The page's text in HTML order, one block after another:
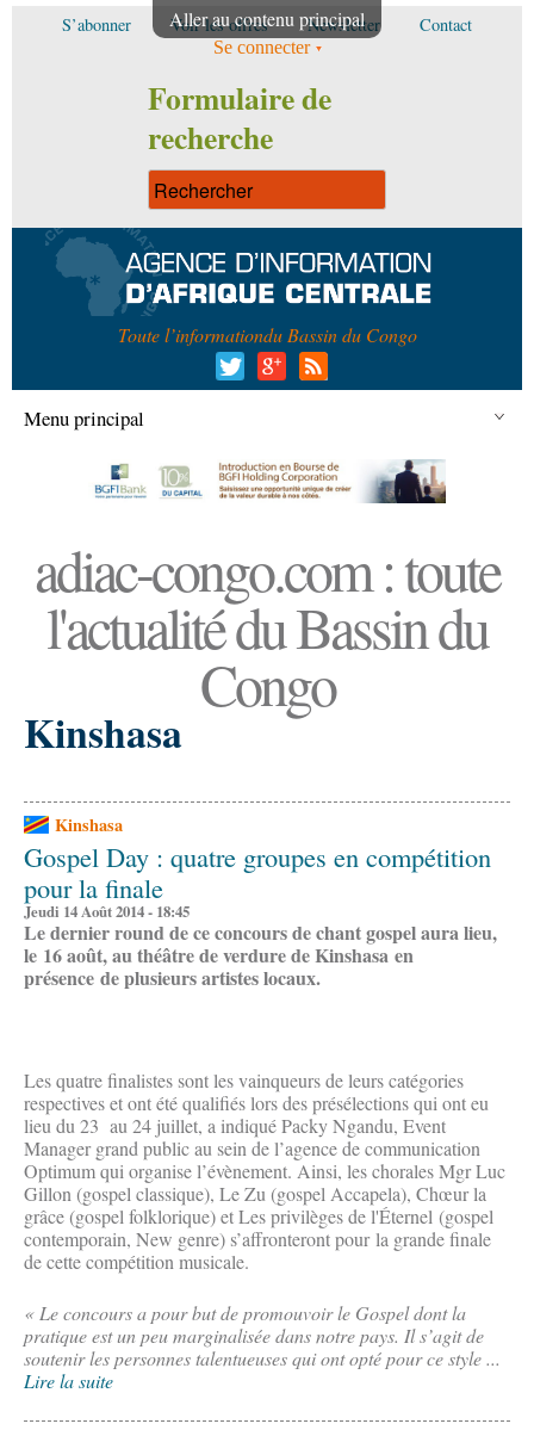
Aller au contenu principal
S’abonner Voir les offres Newsletter Contact
Se connecter
Formulaire de
recherche
Toute l’informationdu Bassin du Congo
Menu principal
adiac-congo.com : toute
l'actualité du Bassin du
Congo
Kinshasa
Kinshasa
Gospel Day : quatre groupes en compétition
pour la finale
Jeudi 14 Août 2014 - 18:45
Le dernier round de ce concours de chant gospel aura lieu,
le 16 août, au théâtre de verdure de Kinshasa en
présence de plusieurs artistes locaux.
Les quatre finalistes sont les vainqueurs de leurs catégories
respectives et ont été qualifiés lors des présélections qui ont eu
lieu du 23 au 24 juillet, a indiqué Packy Ngandu, Event
Manager grand public au sein de l’agence de communication
Optimum qui organise l’évènement. Ainsi, les chorales Mgr Luc
Gillon (gospel classique), Le Zu (gospel Accapela), Chœur la
grâce (gospel folklorique) et Les privilèges de l'Éternel (gospel
contemporain, New genre) s’affronteront pour la grande finale
de cette compétition musicale.
« Le concours a pour but de promouvoir le Gospel dont la
pratique est un peu marginalisée dans notre pays. Il s’agit de
soutenir les personnes talentueuses qui ont opté pour ce style ...
Lire la suite